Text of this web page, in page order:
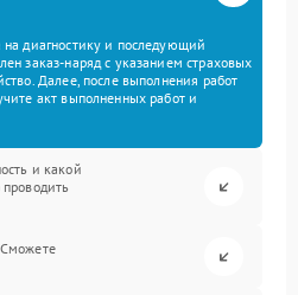
на диагностику и последующий
заказ-наряд с указанием страховых
Далее, после выполнения работ
акт выполненных работ и
и какой